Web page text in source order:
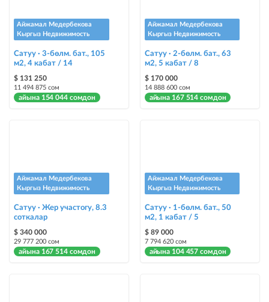
@house_kg Instagram аккаунтуна жана Telegram каналына жарыя
жайгаштыруу + Instagramдагы акы төлөнүүчү жарнама
Түс менен белгилөө
жарыялардын арасында башка түстө бөлүп көрсөтүлөт
бөлүмүндө көрсөтүлөт
Чаптамалар
Опциялары бар жаркыраган стикерлер сиздин мүлкүңүздү
башкалардан өзгөчөлөнтүп, аны тезирээк сатууга жардам берет
Айжамал Медербекова
Кыргыз Недвижимость
Сатуу · 3-бөлм. бат., 105
м2, 4 кабат / 14
$ 131 250
11 494 875 сом
айына 154 044 сомдон
Айжамал Медербекова
Кыргыз Недвижимость
Сатуу · 2-бөлм. бат., 63
м2, 5 кабат / 8
$ 170 000
14 888 600 сом
айына 167 514 сомдон
Айжамал Медербекова
Кыргыз Недвижимость
Сатуу · Жер участогу, 8.3
соткалар
$ 340 000
29 777 200 сом
айына 167 514 сомдон
Айжамал Медербекова
Кыргыз Недвижимость
Сатуу · 1-бөлм. бат., 50
м2, 1 кабат / 5
$ 89 000
7 794 620 сом
айына 104 457 сомдон